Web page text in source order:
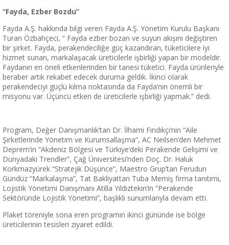
“Fayda, Ezber Bozdu”
Fayda A.Ş. hakkında bilgi veren Fayda A.Ş. Yönetim Kurulu Başkanı
Turan Özbahçeci, “ Fayda ezber bozan ve suyun akışını değiştiren
bir şirket. Fayda, perakendeciliğe güç kazandıran, tüketicilere iyi
hizmet sunan, markalaşacak üreticilerle işbirliği yapan bir modeldir.
Faydanın en öneli etkenlerinden bir tanesi tüketici. Fayda ürünleriyle
beraber artık rekabet edecek duruma geldik. İkinci olarak
perakendeciyi güçlü kılma noktasında da Fayda’nın önemli bir
misyonu var. Üçüncü etken de üreticilerle işbirliği yapmak.” dedi.
Program, Değer Danışmanlık’tan Dr. İlhami Fındıkçı’nın “Aile
Şirketlerinde Yönetim ve Kurumsallaşma”, AC Neilsen’den Mehmet
Deprem’in “Akdeniz Bölgesi ve Türkiye’deki Perakende Gelişimi ve
Dünyadaki Trendler”, Çağ Üniversitesi’nden Doç. Dr. Haluk
Korkmazyürek “Stratejik Düşünce”, Maestro Grup’tan Ferudun
Gündüz “Markalaşma”, Tat Bakliyattan Tuba Memiş firma tanıtımı,
Lojistik Yönetimi Danışmanı Atilla Yıldıztekin’in “Perakende
Sektöründe Lojistik Yönetimi”, başlıklı sunumlarıyla devam etti.
Plaket töreniyle sona eren programın ikinci gününde ise bölge
üreticilerinin tesisleri ziyaret edildi.